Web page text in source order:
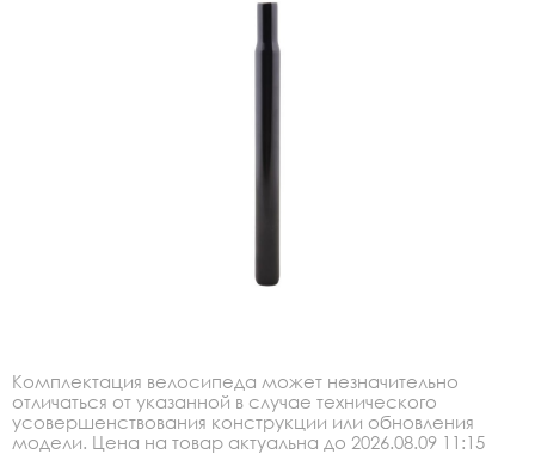
Комплектация велосипеда может незначительно
отличаться от указанной в случае технического
усовершенствования конструкции или обновления
модели. Цена на товар актуальна до 2026.08.09 11:15